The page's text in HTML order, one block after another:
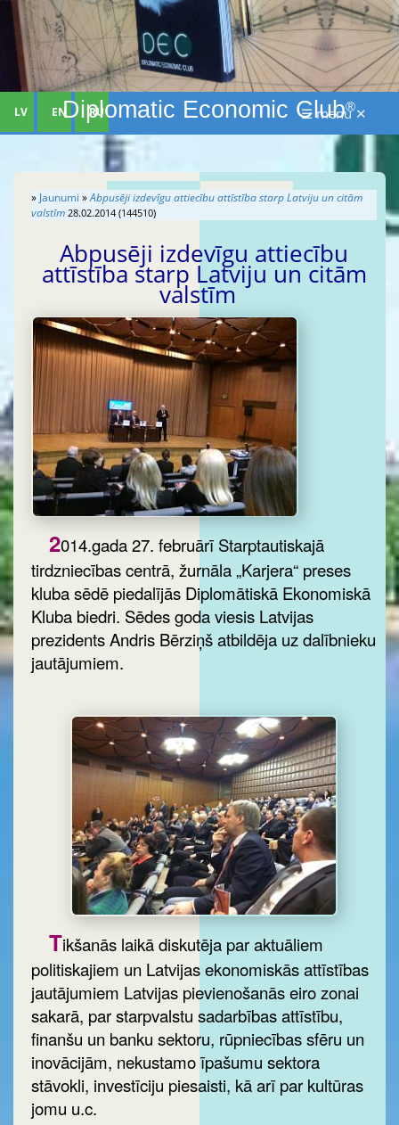
Diplomatic Economic Club®
LV EN RU ☰ menu ✕
» Jaunumi »Abpusēji izdevīgu attiecību attīstība starp Latviju un citām
valstīm 28.02.2014 (144510)
Abpusēji izdevīgu attiecību
attīstība starp Latviju un citām
valstīm
2014.gada 27. februārī Starptautiskajā
tirdzniecības centrā, žurnāla „Karjera“ preses
kluba sēdē piedalījās Diplomātiskā Ekonomiskā
Kluba biedri. Sēdes goda viesis Latvijas
prezidents Andris Bērziņš atbildēja uz dalībnieku
jautājumiem.
Tikšanās laikā diskutēja par aktuāliem
politiskajiem un Latvijas ekonomiskās attīstības
jautājumiem Latvijas pievienošanās eiro zonai
sakarā, par starpvalstu sadarbības attīstību,
finanšu un banku sektoru, rūpniecības sfēru un
inovācijām, nekustamo īpašumu sektora
stāvokli, investīciju piesaisti, kā arī par kultūras
jomu u.c.